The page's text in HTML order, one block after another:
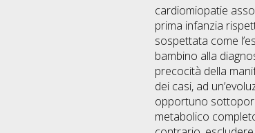
cardiomiopatie
prima infanzia
sospettata come
bambino alla
precocità della
dei casi, ad
opportuno
metabolico